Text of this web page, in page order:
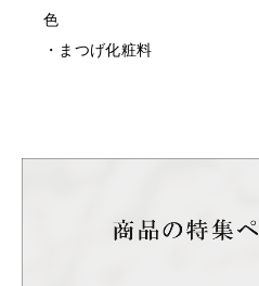
・乳幼児の手の届かない場所
・極端に高温又は低温の場所
・不良品、欠品につきまして
・お客様のご都合による返品
色
・まつげ化粧料